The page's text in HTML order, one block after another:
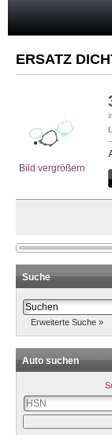
Kasse
ERSATZ
Bild vergrößern
Suche
Erweiterte Suche »
Auto suchen